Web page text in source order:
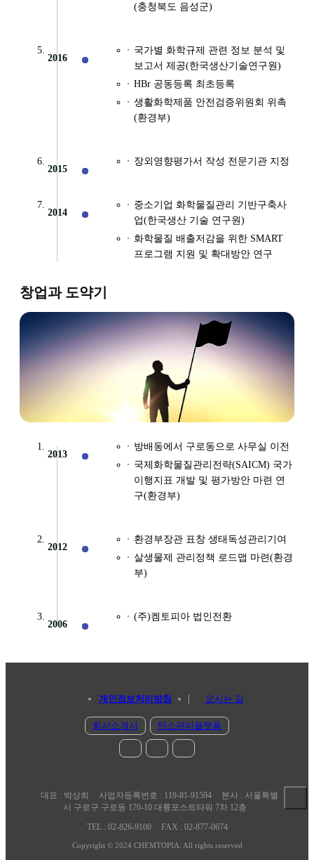
(충청북도 음성군)
2016
국가별 화학규제 관련 정보 분석 및
보고서 제공(한국생산기술연구원)
HBr 공동등록 최초등록
생활화학제품 안전검증위원회 위촉
(환경부)
2015
장외영향평가서 작성 전문기관 지정
2014
중소기업 화학물질관리 기반구축사
업(한국생산 기술 연구원)
화학물질 배출저감을 위한 SMART
프로그램 지원 및 확대방안 연구
창업과 도약기
2013
방배동에서 구로동으로 사무실 이전
국제화학물질관리전략(SAICM) 국가
이행지표 개발 및 평가방안 마련 연
구(환경부)
2012
환경부장관 표창 생태독성관리기여
살생물제 관리정책 로드맵 마련(환경
부)
2006
(주)켐토피아 법인전환
개인정보처리방침 오시는 길
회사소개서 탄소관리플랫폼
대표 : 박상희 사업자등록번호 : 119-81-91594
본사 : 서울특별
시 구로구 구로동 170-10 대륭포스트타워 7차 12층
TEL : 02-826-9100
FAX : 02-877-0674
Copyright © 2024 CHEMTOPIA. All rights reserved